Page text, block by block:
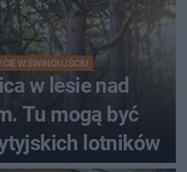
W ŚWINOUJŚCIU
w lesie nad
Tu mogą być
lotników